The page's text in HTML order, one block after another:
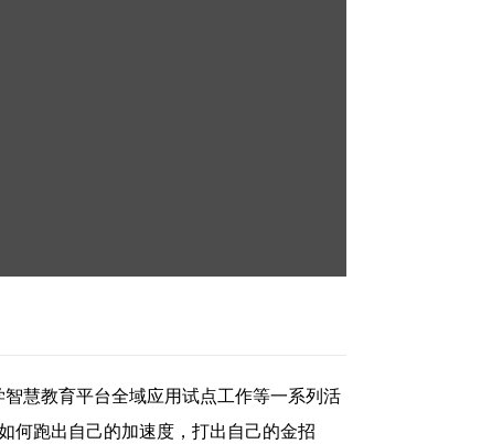
慧教育平台全域应用试点工作等一系列活
何跑出自己的加速度，打出自己的金招